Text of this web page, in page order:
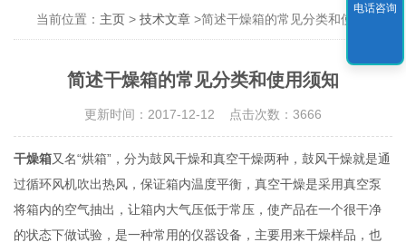
当前位置： 主页 >技术文章 >简述干燥箱的常见分类和使用须知
简述干燥箱的常见分类和使用须知
更新时间：2017-12-12 点击次数：3666
干燥箱又名“烘箱”，分为鼓风干燥和真空干燥两种，鼓风干燥就是通
过循环风机吹出热风，保证箱内温度平衡，真空干燥是采用真空泵
将箱内的空气抽出，让箱内大气压低于常压，使产品在一个很干净
的状态下做试验，是一种常用的仪器设备，主要用来干燥样品，也
电话咨询